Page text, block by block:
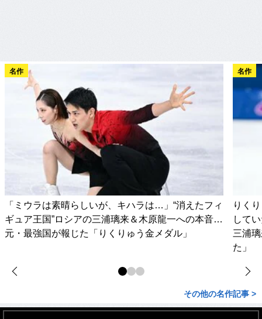
名作
「ミウラは素晴らしいが、キハラは…」“消えたフィ
ギュア王国”ロシアの三浦璃来＆木原龍一への本音…
元・最強国が報じた「りくりゅう金メダル」
名作
りく
して
三浦
た」
その他の名作記事 >